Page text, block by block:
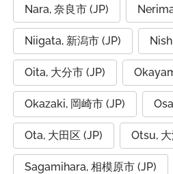
Nara, 奈良市 (JP)
Niigata, 新潟市 (JP)
Oita, 大分市 (JP)
Okazaki, 岡崎市 (JP)
Ota, 大田区 (JP) Otsu,
Sagamihara, 相模原市 (JP)